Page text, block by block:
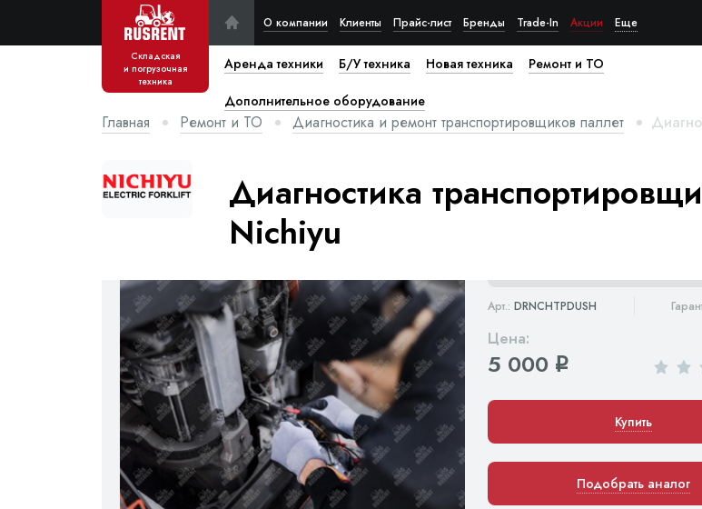
Складская
и погрузочная
техника
О компании Клиенты Прайс-лист Бренды Trade-In Акции Еще
Аренда техники Б/У техника Новая техника Ремонт и ТО
Дополнительное оборудование
Главная Ремонт и ТО Диагностика и ремонт транспортировщиков паллет
Диагностика
Nichiyu
Арт.: DRNCHTPDUSH
Цена:
5 000 q
Купить
Подобрать аналог